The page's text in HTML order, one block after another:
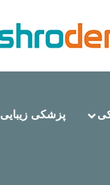
پزشکی زیبایی